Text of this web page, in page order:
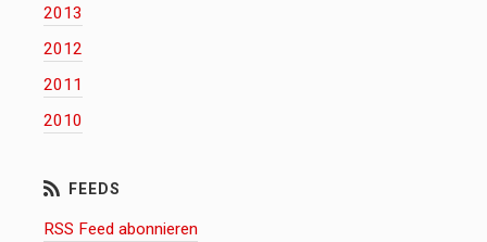
2013
2012
2011
2010
RSS Feed abonnieren